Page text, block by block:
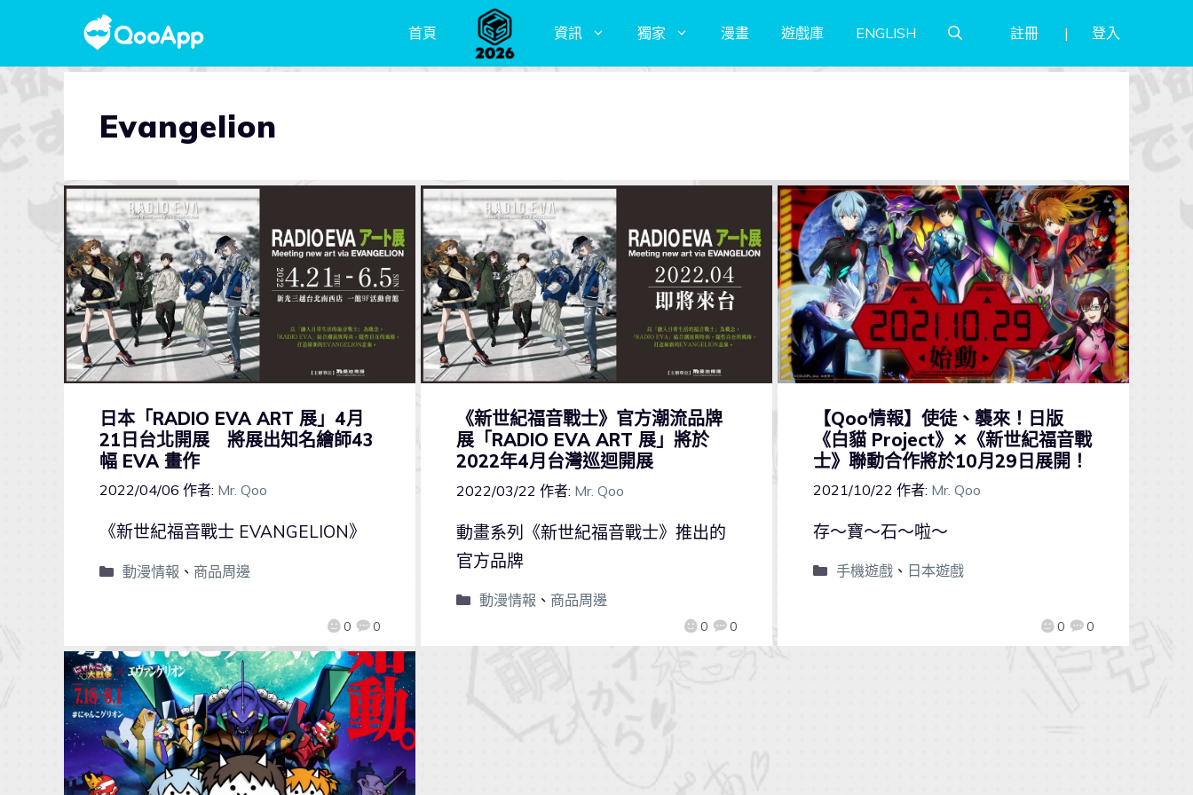
首頁 資訊 獨家 漫畫 遊戲庫 ENGLISH 註冊 登入
Evangelion
日本「RADIO EVA ART 展」4月
21日台北開展 將展出知名繪師43
幅 EVA 畫作
2022/04/06 作者: Mr. Qoo
0 0
《新世紀福音戰士 EVANGELION》
動漫情報 、 商品周邊
《新世紀福音戰士》官方潮流品牌
展「RADIO EVA ART 展」將於
2022年4月台灣巡迴開展
2022/03/22 作者: Mr. Qoo
0 0
動畫系列《新世紀福音戰士》推出的
官方品牌
動漫情報 、 商品周邊
【Qoo情報】使徒、襲來！日版
《白貓 Project》✕《新世紀福音戰
士》聯動合作將於10月29日展開！
2021/10/22 作者: Mr. Qoo
0 0
存～寶～石～啦～
手機遊戲、 日本遊戲